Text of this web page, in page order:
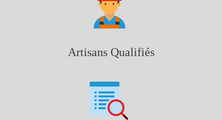
Artisans Qualifiés